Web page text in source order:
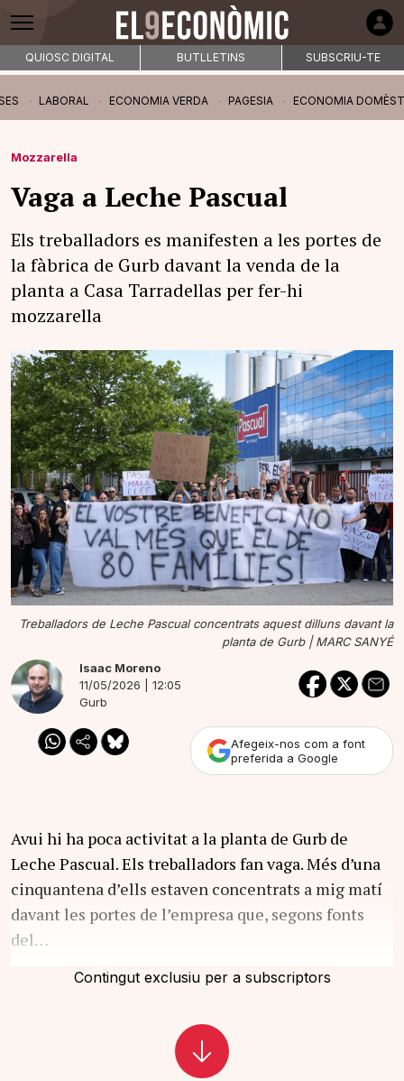
QUIOSC DIGITAL BUTLLETINS SUBSCRIU-TE
LABORAL ECONOMIA VERDA PAGESIA ECONOMIA
Mozzarella
Vaga a Leche Pascual
Els treballadors es manifesten a les portes de
la fàbrica de Gurb davant la venda de la
planta a Casa Tarradellas per fer-hi
mozzarella
Treballadors de Leche Pascual concentrats aquest dilluns davant la
planta de Gurb |MARC SANYÉ
Isaac Moreno
11/05/2026 | 12:05
Gurb
Afegeix-nos com a font
preferida a Google
Avui hi ha poca activitat a la planta de Gurb de
Leche Pascual. Els treballadors fan vaga. Més d’una
cinquantena d’ells estaven concentrats a mig matí
davant les portes de l’empresa que, segons fonts
del…
Contingut exclusiu per a subscriptors